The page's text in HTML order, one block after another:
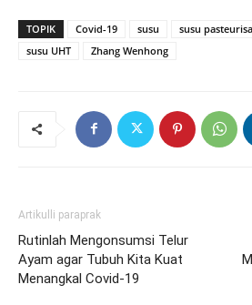
TOPIK Covid-19 susu susu
susu UHT
Zhang Wenhong
Artikulli paraprak
Rutinlah Mengonsumsi Telur
Ayam agar Tubuh Kita Kuat
Menangkal Covid-19